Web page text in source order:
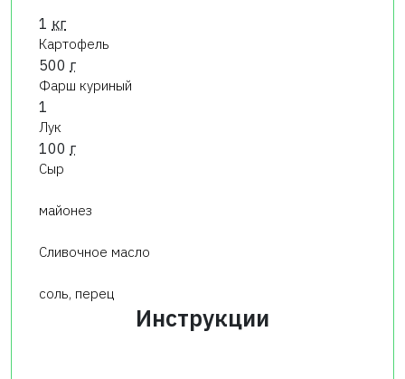
1 кг
Картофель
500 г
Фарш куриный
1
Лук
100 г
Сыр
майонез
Сливочное масло
соль, перец
Инструкции